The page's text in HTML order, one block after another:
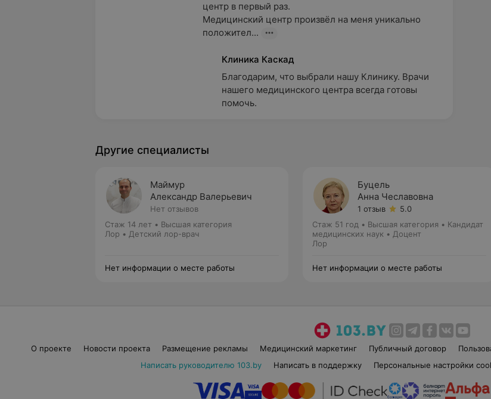
центр в первый раз.
Медицинский центр произвёл на меня уникально
положител...
Клиника Каскад
Благодарим, что выбрали нашу Клинику. Врачи
нашего медицинского центра всегда готовы
помочь.
Другие специалисты
Маймур
Александр Валерьевич
Нет отзывов
Стаж 14 лет • Высшая категория
Лор • Детский лор-врач
Нет информации о месте работы
Буцель
Анна Чеславовна
1 отзыв
5.0
Стаж 51 год • Высшая категория • Кандидат
медицинских наук • Доцент
Лор
Нет информации о месте работы
О проекте Новости проекта Размещение рекламы Медицинский маркетинг Публичный договор
Написать руководителю 103.by
Написать в поддержку Персональные настройки